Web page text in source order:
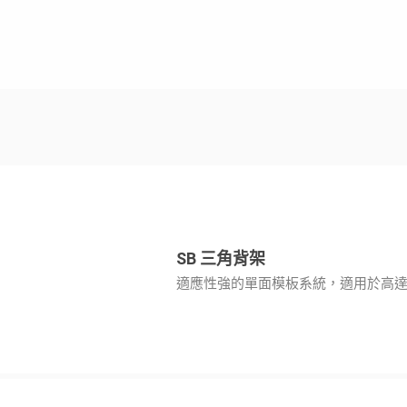
SB 三角背架
適應性強的單面模板系統，適用於高